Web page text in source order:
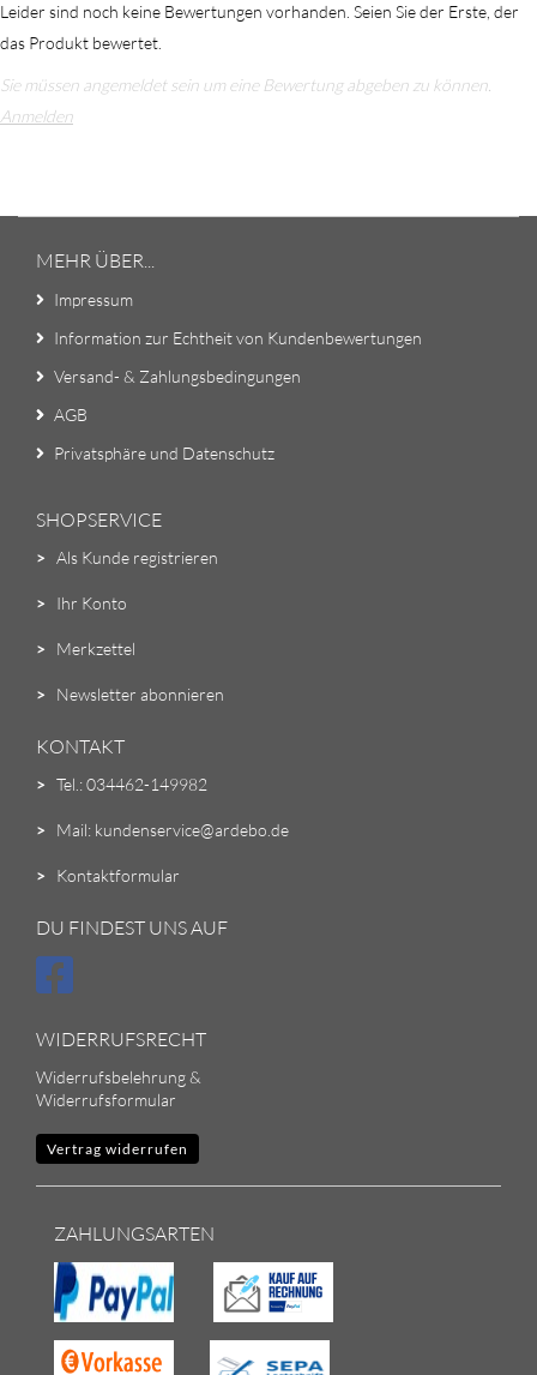
Leider sind noch keine Bewertungen vorhanden. Seien Sie der Erste, der
das Produkt bewertet.
Sie müssen angemeldet sein um eine Bewertung abgeben zu können.
Anmelden
MEHR ÜBER...
Impressum
Information zur Echtheit von Kundenbewertungen
Versand- & Zahlungsbedingungen
AGB
Privatsphäre und Datenschutz
SHOPSERVICE
> Als Kunde registrieren
> Ihr Konto
> Merkzettel
> Newsletter abonnieren
KONTAKT
> Tel.: 034462-149982
> Mail: kundenservice@ardebo.de
> Kontaktformular
DU FINDEST UNS AUF
WIDERRUFSRECHT
Widerrufsbelehrung &
Widerrufsformular
Vertrag widerrufen
ZAHLUNGSARTEN